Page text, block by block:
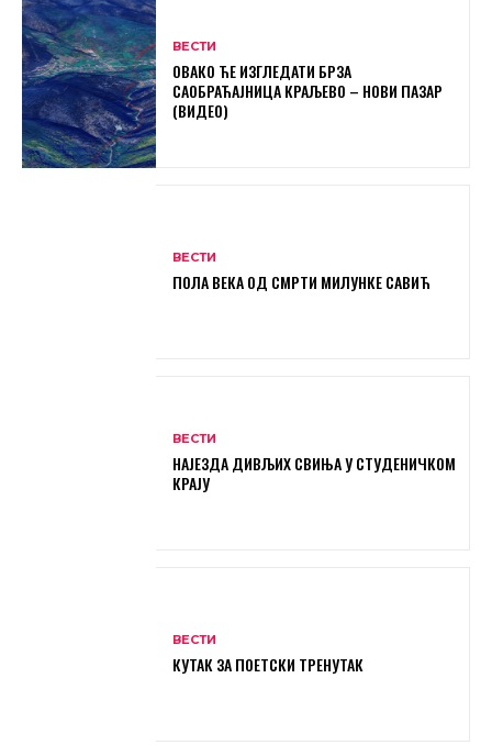
ВЕСТИ
ОВАКО ЋЕ ИЗГЛЕДАТИ БРЗА
САОБРАЋАЈНИЦА КРАЉЕВО – НОВИ ПАЗАР
(ВИДЕО)
ВЕСТИ
ПОЛА ВЕКА ОД СМРТИ МИЛУНКЕ САВИЋ
ВЕСТИ
НАЈЕЗДА ДИВЉИХ СВИЊА У СТУДЕНИЧКОМ
КРАЈУ
ВЕСТИ
КУТАК ЗА ПОЕТСКИ ТРЕНУТАК